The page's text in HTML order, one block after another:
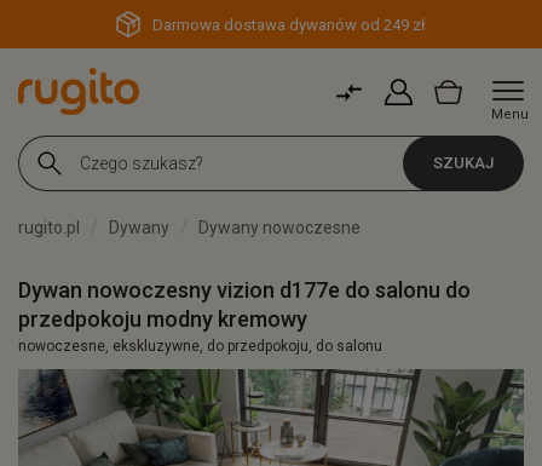
Darmowa dostawa dywanów od 249 zł
Menu
SZUKAJ
rugito.pl Dywany Dywany nowoczesne
Dywan nowoczesny vizion d177e do salonu do
przedpokoju modny kremowy
nowoczesne, ekskluzywne, do przedpokoju, do salonu